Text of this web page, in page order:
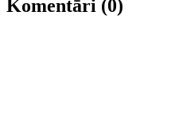
Komentāri (0)